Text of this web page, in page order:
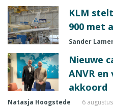
KLM
900 met
Sander
Nieuwe
ANVR
akkoord
Natasja Hoogstede 6